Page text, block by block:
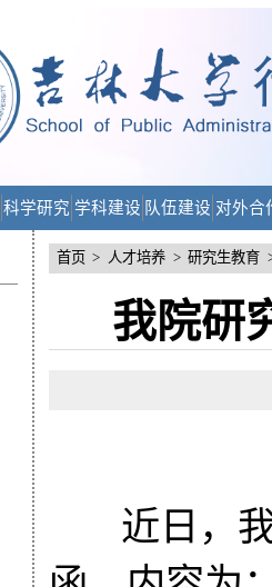
科学研究 学科建设 队伍建设 对外合
首页 > 人才培养 > 研究生教育
我院研
近日，